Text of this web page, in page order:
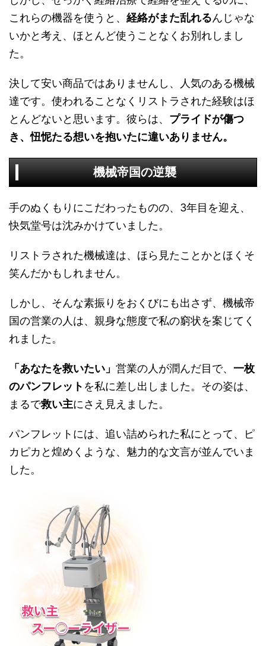
これらの機器を使うと、 経絡がまた乱れるんじゃな
いかと考え、ほとんど使うことなくお別れしまし
た。
決して安い商品ではありませんし、人気のある機械
達です。使われることなくリストラされた経験はほ
とんどないと思います。彼らは、 プライドが傷つ
き、忸怩たる想いを抱いたに違いありません。
機械帝国の逆襲
手のぬくもりにこだわったものの、3年目を迎え、
快気堂号は沈みかけていました。
リストラされた機械達は、ほら見たことかとほくそ
笑んだかもしれません。
しかし、そんな素振りをおくびにも出さず、機械帝
国の営業の人は、親身な態度で私の窮状を案じてく
れました。
「あなたを救いたい」 営業の人が潤んだ目で、 一枚
のパンフレット を私に差し出しました。その姿は、
まるで救い主にさえ見えました。
パンフレットには、追い詰められた私にとって、ピ
カピカと煌めくような、魅力的な文言が並んでいま
した。